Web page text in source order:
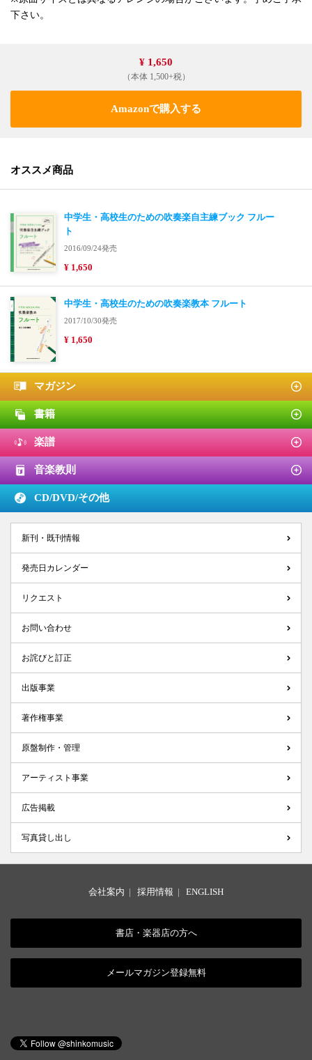
下さい。
¥ 1,650
（本体 1,500+税）
Amazonで購入する
オススメ商品
中学生・高校生のための吹奏楽自主練ブック フルー
ト
2016/09/24発売
¥ 1,650
中学生・高校生のための吹奏楽教本 フルート
2017/10/30発売
¥ 1,650
マガジン
書籍
楽譜
音楽教則
CD/DVD/その他
新刊・既刊情報
発売日カレンダー
リクエスト
お問い合わせ
お詫びと訂正
出版事業
著作権事業
原盤制作・管理
アーティスト事業
広告掲載
写真貸し出し
会社案内 | 採用情報 | ENGLISH
書店・楽器店の方へ
メールマガジン登録無料